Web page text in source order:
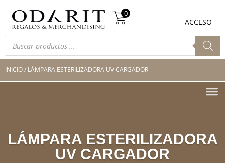
Búsqueda
de
productos
0
ACCESO
0
Búsqueda
productos
INICIO/ LÁMPARA ESTERILIZADORA UV CARGADOR
LÁMPARA ESTERILIZADORA
UV CARGADOR